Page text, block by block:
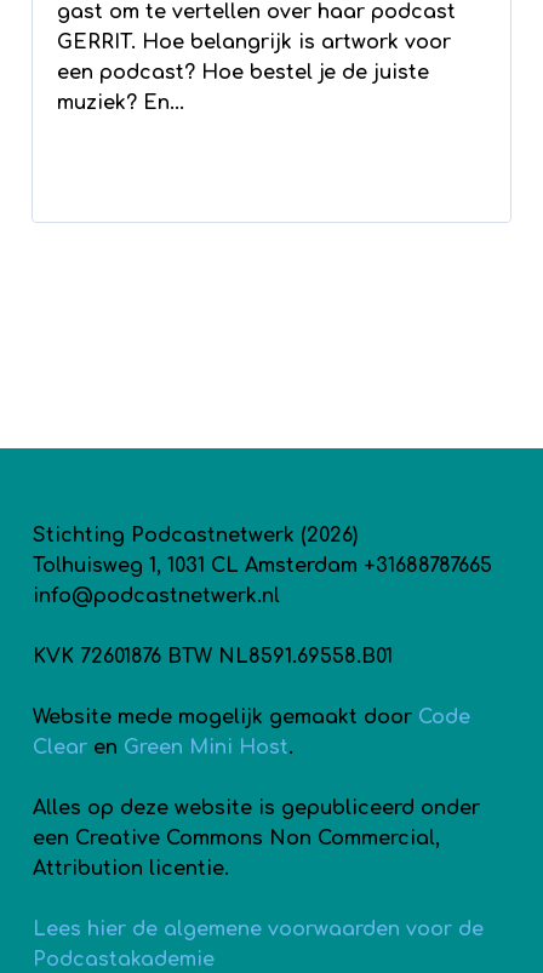
gast om te vertellen over haar podcast
GERRIT. Hoe belangrijk is artwork voor
een podcast? Hoe bestel je de juiste
muziek? En...
Stichting Podcastnetwerk (2026)
Tolhuisweg 1, 1031 CL Amsterdam +31688787665
info@podcastnetwerk.nl
KVK 72601876 BTW NL8591.69558.B01
Website mede mogelijk gemaakt door Code
Clearen Green Mini Host.
Alles op deze website is gepubliceerd onder
een Creative Commons Non Commercial,
Attribution licentie.
Lees hier de algemene voorwaarden voor de
Podcastakademie